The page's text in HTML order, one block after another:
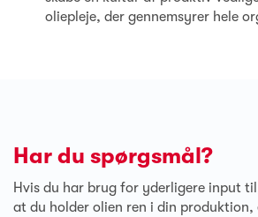
oliepleje, der gennemsyrer hele
Har du spørgsmål?
Hvis du har brug for yderligere input
at du holder olien ren i din produktion,